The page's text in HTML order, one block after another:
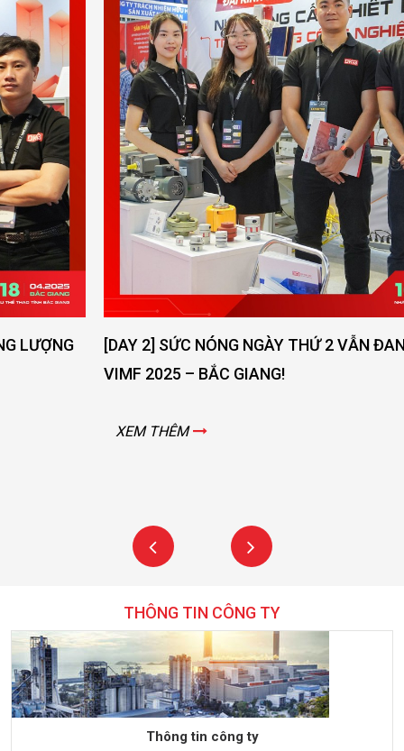
[DAY 2] SỨC NÓNG NGÀY THỨ 2 VẪN ĐANG LAN TOẢ -
THÔNG TIN CÔNG TY